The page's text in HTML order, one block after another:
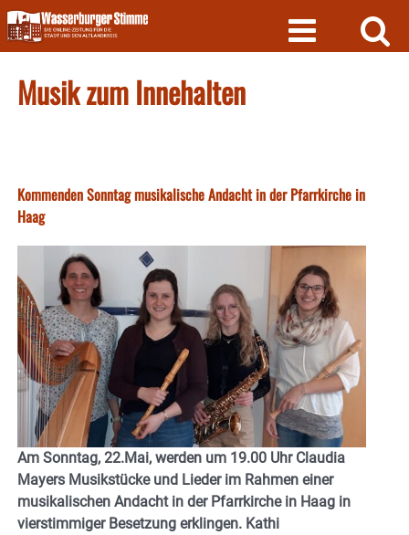
Skip
to
content
Musik zum Innehalten
Kommenden Sonntag musikalische Andacht in der Pfarrkirche in
Haag
Am Sonntag, 22.Mai, werden um 19.00 Uhr Claudia
Mayers Musikstücke und Lieder im Rahmen einer
musikalischen Andacht in der Pfarrkirche in Haag in
vierstimmiger Besetzung erklingen. Kathi